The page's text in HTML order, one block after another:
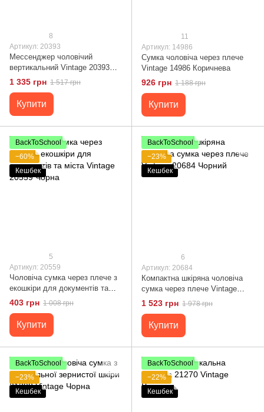
8
Артикул: 20393
Мессенджер чоловічий
вертикальний Vintage 20393
Чорний
1 335 грн 1 517 грн
Купити
11
Артикул: 14986
Сумка чоловіча через плече
Vintage 14986 Коричнева
926 грн 1 188 грн
Купити
BackToSchool
−60%
Кешбек
5
Артикул: 20559
Чоловіча сумка через плече з
екошкіри для документів та
міста Vintage 20559 Чорна
403 грн 1 008 грн
Купити
BackToSchool
−23%
Кешбек
6
Артикул: 20684
Компактна шкіряна чоловіча
сумка через плече Vintage
20684 Чорний
1 523 грн 1 978 грн
Купити
BackToSchool
−23%
Кешбек
BackToSchool
−22%
Кешбек